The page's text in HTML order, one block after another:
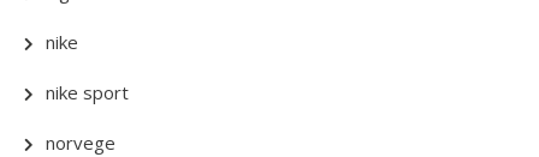
nike
nike sport
norvege